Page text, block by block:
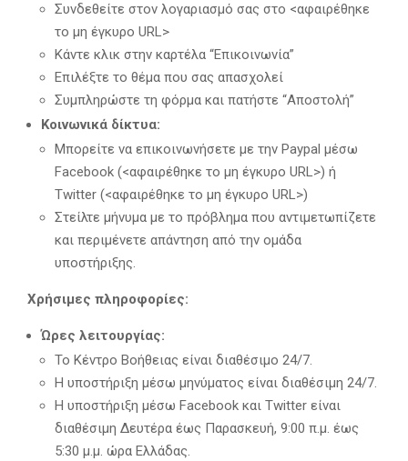
Συνδεθείτε στον λογαριασμό σας στο <αφαιρέθηκε
το μη έγκυρο URL>
Κάντε κλικ στην καρτέλα “Επικοινωνία”
Επιλέξτε το θέμα που σας απασχολεί
Συμπληρώστε τη φόρμα και πατήστε “Αποστολή”
Κοινωνικά δίκτυα:
Μπορείτε να επικοινωνήσετε με την Paypal μέσω
Facebook (<αφαιρέθηκε το μη έγκυρο URL>) ή
Twitter (<αφαιρέθηκε το μη έγκυρο URL>)
Στείλτε μήνυμα με το πρόβλημα που αντιμετωπίζετε
και περιμένετε απάντηση από την ομάδα
υποστήριξης.
Χρήσιμες πληροφορίες:
Ώρες λειτουργίας:
Το Κέντρο Βοήθειας είναι διαθέσιμο 24/7.
Η υποστήριξη μέσω μηνύματος είναι διαθέσιμη 24/7.
Η υποστήριξη μέσω Facebook και Twitter είναι
διαθέσιμη Δευτέρα έως Παρασκευή, 9:00 π.μ. έως
5:30 μ.μ. ώρα Ελλάδας.